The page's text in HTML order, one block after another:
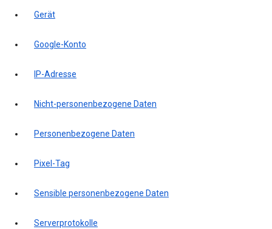
Gerät
Google-Konto
IP-Adresse
Nicht-personenbezogene Daten
Personenbezogene Daten
Pixel-Tag
Sensible personenbezogene Daten
Serverprotokolle